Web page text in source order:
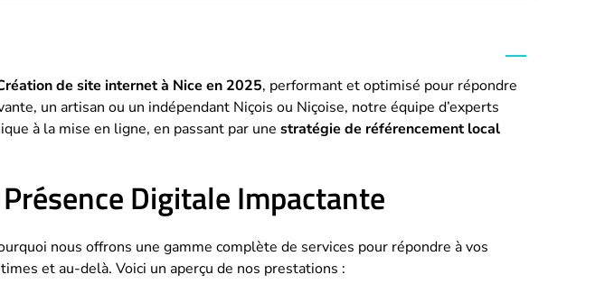
de site internet à Nice en 2025, performant et optimisé pour répondre
un artisan ou un indépendant Niçois ou Niçoise, notre équipe d’experts
à la mise en ligne, en passant par une stratégie de référencement local
Digitale Impactante
nous offrons une gamme complète de services pour répondre à vos
et au-delà. Voici un aperçu de nos prestations :